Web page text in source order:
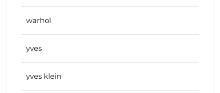
warhol
yves
yves klein